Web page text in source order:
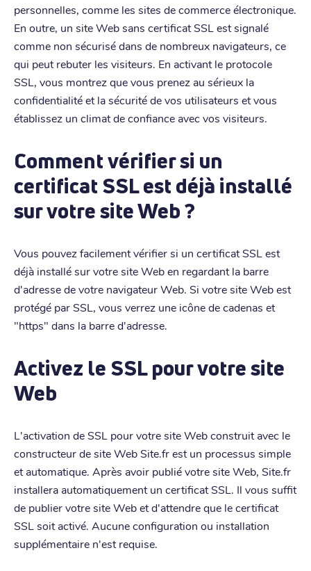
personnelles, comme les sites de commerce électronique.
En outre, un site Web sans certificat SSL est signalé
comme non sécurisé dans de nombreux navigateurs, ce
qui peut rebuter les visiteurs. En activant le protocole
SSL, vous montrez que vous prenez au sérieux la
confidentialité et la sécurité de vos utilisateurs et vous
établissez un climat de confiance avec vos visiteurs.
Comment vérifier si un
certificat SSL est déjà installé
sur votre site Web ?
Vous pouvez facilement vérifier si un certificat SSL est
déjà installé sur votre site Web en regardant la barre
d'adresse de votre navigateur Web. Si votre site Web est
protégé par SSL, vous verrez une icône de cadenas et
"https" dans la barre d'adresse.
Activez le SSL pour votre site
Web
L'activation de SSL pour votre site Web construit avec le
constructeur de site Web Site.fr est un processus simple
et automatique. Après avoir publié votre site Web, Site.fr
installera automatiquement un certificat SSL. Il vous suffit
de publier votre site Web et d'attendre que le certificat
SSL soit activé. Aucune configuration ou installation
supplémentaire n'est requise.